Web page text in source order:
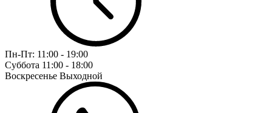
Пн-Пт: 11:00 - 19:00
Суббота 11:00 - 18:00
Воскресенье Выходной